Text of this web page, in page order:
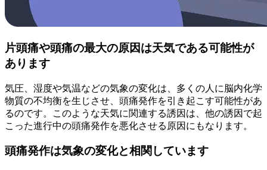
片頭痛や頭痛の最大の原因は天気である可能性が
あります
気圧、湿度や気温などの気象の変化は、多くの人に脳内化学
物質の不均衡を生じさせ、頭痛発作を引き起こす可能性があ
るのです。このような天気に関連する誘因は、他の誘因で起
こった進行中の頭痛発作を悪化させる原因にもなります。
頭痛発作は気象の変化と相関しています